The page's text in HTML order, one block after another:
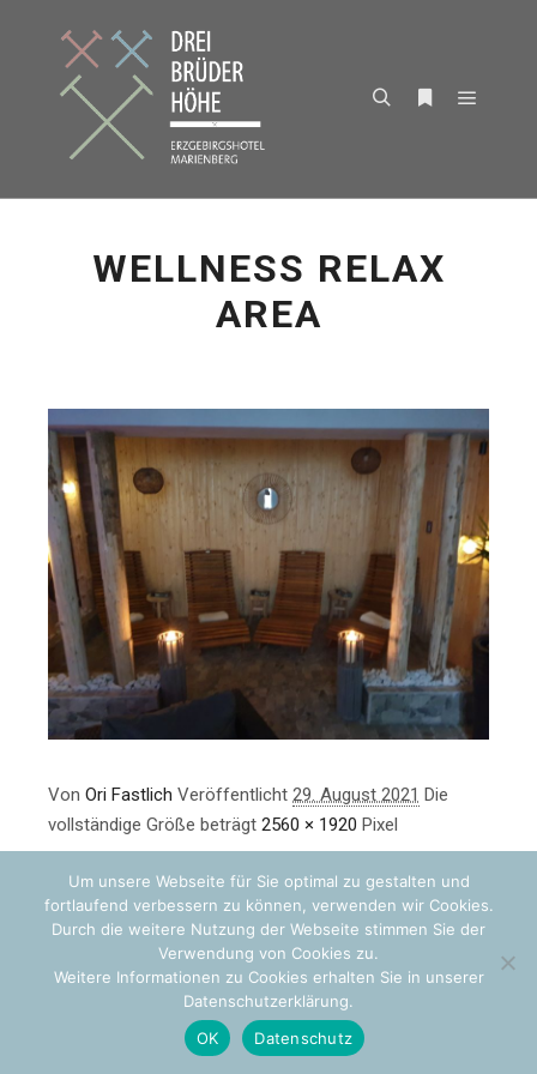
WELLNESS RELAX
AREA
Von Ori Fastlich Veröffentlicht 29. August 2021 Die
vollständige Größe beträgt 2560 × 1920 Pixel
Um unsere Webseite für Sie optimal zu gestalten und
fortlaufend verbessern zu können, verwenden wir Cookies.
Durch die weitere Nutzung der Webseite stimmen Sie der
Verwendung von Cookies zu.
Weitere Informationen zu Cookies erhalten Sie in unserer
Datenschutzerklärung.
OK
Datenschutz